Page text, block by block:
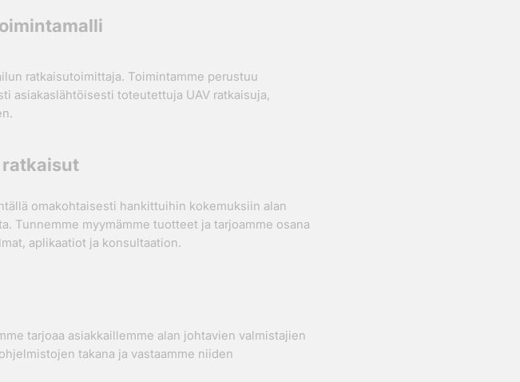
ratkaisutoimittaja. Toimintamme perustuu
asiakaslähtöisesti toteutettuja UAV ratkaisuja,
omakohtaisesti hankittuihin kokemuksiin alan
Tunnemme myymämme tuotteet ja tarjoamme osana
aplikaatiot ja konsultaation.
tarjoaa asiakkaillemme alan johtavien valmistajien
takana ja vastaamme niiden